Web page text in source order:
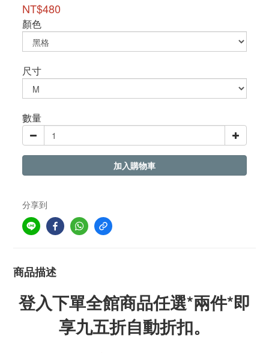
NT$480
顏色
尺寸
數量
加入購物車
分享到
商品描述
登入下單全館商品任選*兩件*即
享九五折自動折扣。